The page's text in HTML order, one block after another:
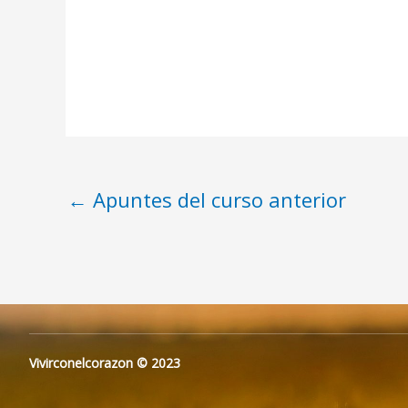
← Apuntes del curso anterior
Vivirconelcorazon © 2023